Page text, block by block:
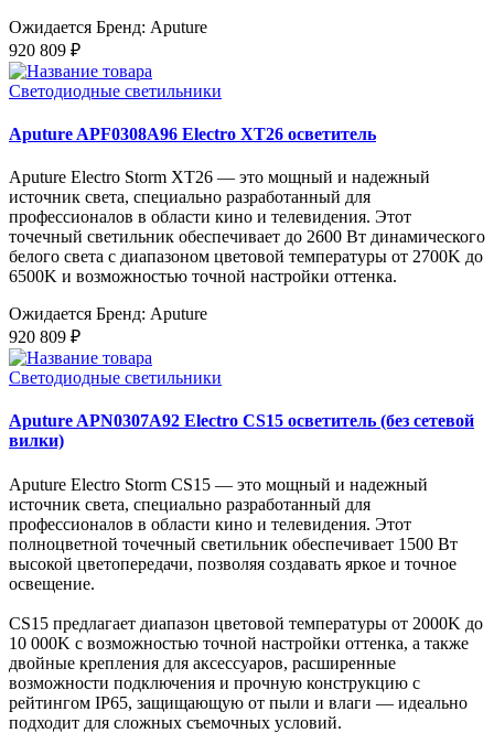
Ожидается Бренд: Aputure
920 809 ₽
Светодиодные светильники
Aputure APF0308A96 Electro XT26 осветитель
Aputure Electro Storm XT26 — это мощный и надежный
источник света, специально разработанный для
профессионалов в области кино и телевидения. Этот
точечный светильник обеспечивает до 2600 Вт динамического
белого света с диапазоном цветовой температуры от 2700K до
6500K и возможностью точной настройки оттенка.
Ожидается Бренд: Aputure
920 809 ₽
Светодиодные светильники
Aputure APN0307A92 Electro CS15 осветитель (без сетевой
вилки)
Aputure Electro Storm CS15 — это мощный и надежный
источник света, специально разработанный для
профессионалов в области кино и телевидения. Этот
полноцветной точечный светильник обеспечивает 1500 Вт
высокой цветопередачи, позволяя создавать яркое и точное
освещение.
CS15 предлагает диапазон цветовой температуры от 2000K до
10 000K с возможностью точной настройки оттенка, а также
двойные крепления для аксессуаров, расширенные
возможности подключения и прочную конструкцию с
рейтингом IP65, защищающую от пыли и влаги — идеально
подходит для сложных съемочных условий.